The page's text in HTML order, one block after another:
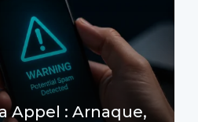
Appel : Arnaque,